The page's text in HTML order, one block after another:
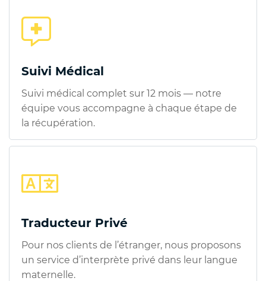
Suivi Médical
Suivi médical complet sur 12 mois — notre
équipe vous accompagne à chaque étape de
la récupération.
Traducteur Privé
Pour nos clients de l’étranger, nous proposons
un service d’interprète privé dans leur langue
maternelle.